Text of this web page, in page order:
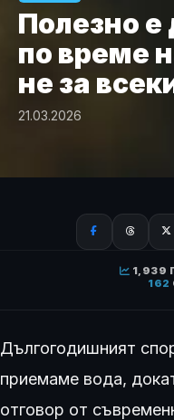
Полезно е
по време
не за
21.03.2026
1,939
162
Дългогодишният
приемаме вода,
отговор от